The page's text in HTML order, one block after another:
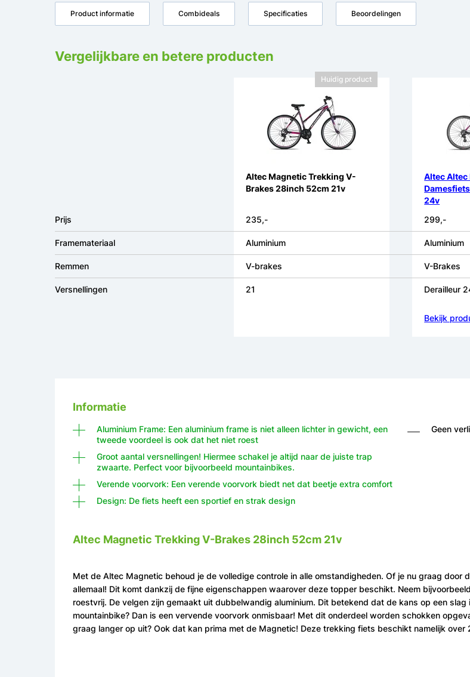
Product informatie Combideals Specificaties Beoordelingen
Vergelijkbare en betere producten
Huidig product
Altec Magnetic Trekking V-
Brakes 28inch 52cm 21v
Prijs 235,-
Framemateriaal Aluminium
Remmen V-brakes
Versnellingen 21
Altec Altec
24v
299,-
Aluminium
V-Brakes
Derailleur
Bekijk
Informatie
Aluminium Frame: Een aluminium frame is niet alleen lichter in gewicht, een
tweede voordeel is ook dat het niet roest
Groot aantal versnellingen! Hiermee schakel je altijd naar de juiste trap
zwaarte. Perfect voor bijvoorbeeld mountainbikes.
Verende voorvork: Een verende voorvork biedt net dat beetje extra comfort
Design: De fiets heeft een sportief en strak design
Geen
Altec Magnetic Trekking V-Brakes 28inch 52cm 21v
Met de Altec Magnetic behoud je de volledige controle in alle omstandigheden. Of je nu graag
allemaal! Dit komt dankzij de fijne eigenschappen waarover deze topper beschikt. Neem
roestvrij. De velgen zijn gemaakt uit dubbelwandig aluminium. Dit betekend dat de kans op een
mountainbike? Dan is een vervende voorvork onmisbaar! Met dit onderdeel worden schokken
graag langer op uit? Ook dat kan prima met de Magnetic! Deze trekking fiets beschikt namelijk over